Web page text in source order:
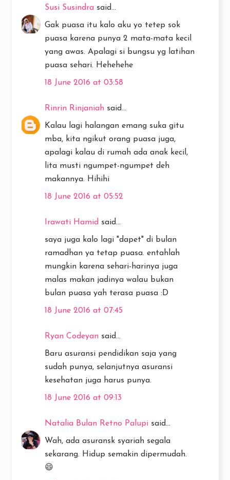
Susi Susindra said...
Gak puasa itu kalo aku yo tetep sok
puasa karena punya 2 mata-mata kecil
yang awas. Apalagi si bungsu yg latihan
puasa sehari. Hehehehe
18 June 2016 at 03:58
Rinrin Rinjaniah said...
Kalau lagi halangan emang suka gitu
mba, kita ngikut orang puasa juga,
apalagi kalau di rumah ada anak kecil,
lita musti ngumpet-ngumpet deh
makannya. Hihihi
18 June 2016 at 05:52
Irawati Hamid said...
saya juga kalo lagi "dapet" di bulan
ramadhan ya tetap puasa. entahlah
mungkin karena sehari-harinya juga
malas makan jadinya walau bukan
bulan puasa yah terasa puasa :D
18 June 2016 at 07:45
Ryan Codeyan said...
Baru asuransi pendidikan saja yang
sudah punya, selanjutnya asuransi
kesehatan juga harus punya.
18 June 2016 at 09:13
Natalia Bulan Retno Palupi said...
Wah, ada asuransk syariah segala
sekarang. Hidup semakin dipermudah.
😄